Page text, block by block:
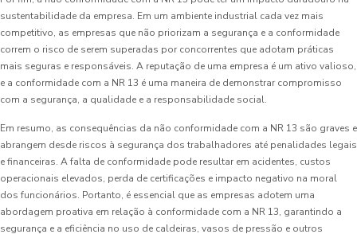
sustentabilidade da empresa. Em um ambiente industrial cada vez mais
competitivo, as empresas que não priorizam a segurança e a conformidade
correm o risco de serem superadas por concorrentes que adotam práticas
mais seguras e responsáveis. A reputação de uma empresa é um ativo valioso,
e a conformidade com a NR 13 é uma maneira de demonstrar compromisso
com a segurança, a qualidade e a responsabilidade social.
Em resumo, as consequências da não conformidade com a NR 13 são graves e
abrangem desde riscos à segurança dos trabalhadores até penalidades legais
e financeiras. A falta de conformidade pode resultar em acidentes, custos
operacionais elevados, perda de certificações e impacto negativo na moral
dos funcionários. Portanto, é essencial que as empresas adotem uma
abordagem proativa em relação à conformidade com a NR 13, garantindo a
segurança e a eficiência no uso de caldeiras, vasos de pressão e outros